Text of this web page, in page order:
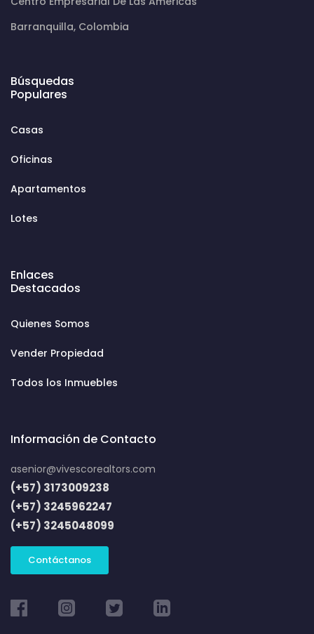
Barranquilla, Colombia
Búsquedas
Populares
Casas
Oficinas
Apartamentos
Lotes
Enlaces
Destacados
Quienes Somos
Vender Propiedad
Todos los Inmuebles
Información de Contacto
asenior@vivescorealtors.com
(+57) 3173009238
(+57) 3245962247
(+57) 3245048099
Contáctanos